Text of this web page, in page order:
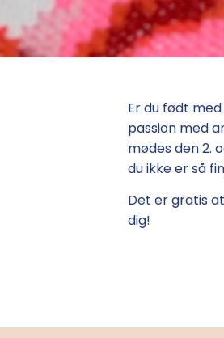
Er du født
passion med
mødes den 2.
du ikke er så
Det er gratis
dig!